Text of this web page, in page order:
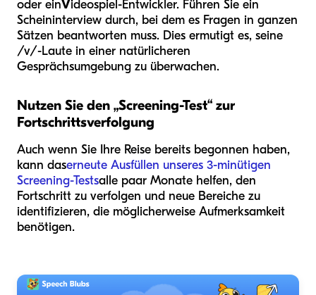
oder einVideospiel-Entwickler. Führen Sie ein
Scheininterview durch, bei dem es Fragen in ganzen
Sätzen beantworten muss. Dies ermutigt es, seine
/v/-Laute in einer natürlicheren
Gesprächsumgebung zu überwachen.
Nutzen Sie den „Screening-Test“ zur
Fortschrittsverfolgung
Auch wenn Sie Ihre Reise bereits begonnen haben,
kann daserneute Ausfüllen unseres 3-minütigen
Screening-Testsalle paar Monate helfen, den
Fortschritt zu verfolgen und neue Bereiche zu
identifizieren, die möglicherweise Aufmerksamkeit
benötigen.